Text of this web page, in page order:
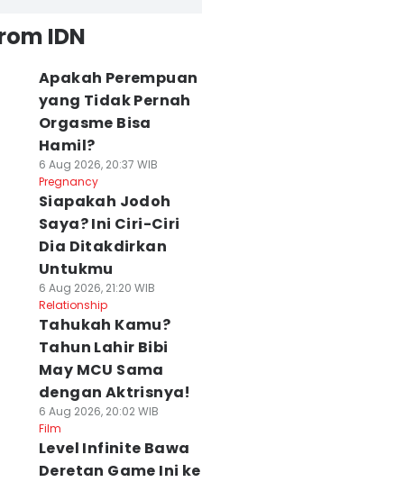
IDN
Apakah Perempuan
yang Tidak Pernah
Orgasme Bisa
Hamil?
6 Aug 2026, 20:37 WIB
Pregnancy
Siapakah Jodoh
Saya? Ini Ciri-Ciri
Dia Ditakdirkan
Untukmu
6 Aug 2026, 21:20 WIB
Relationship
Tahukah Kamu?
Tahun Lahir Bibi
May MCU Sama
dengan Aktrisnya!
6 Aug 2026, 20:02 WIB
Film
Level Infinite Bawa
Deretan Game Ini ke